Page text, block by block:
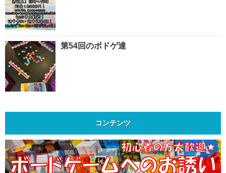
第54回のボドゲ達
コンテンツ